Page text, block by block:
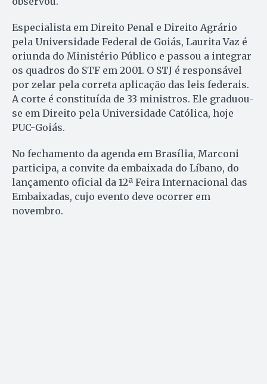
Especialista em Direito Penal e Direito Agrário
pela Universidade Federal de Goiás, Laurita Vaz é
oriunda do Ministério Público e passou a integrar
os quadros do STF em 2001. O STJ é responsável
por zelar pela correta aplicação das leis federais.
A corte é constituída de 33 ministros. Ele graduou-
se em Direito pela Universidade Católica, hoje
PUC-Goiás.
No fechamento da agenda em Brasília, Marconi
participa, a convite da embaixada do Líbano, do
lançamento oficial da 12ª Feira Internacional das
Embaixadas, cujo evento deve ocorrer em
novembro.